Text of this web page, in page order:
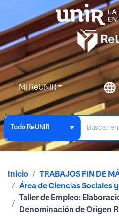
Mi ReUNIR
Todo ReUNIR
Inicio
TRABAJOS FIN DE
Área de Ciencias Sociales
Taller de Empleo:
Denominación de Origen